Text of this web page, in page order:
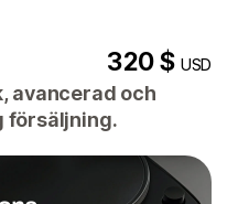
320 $USD
avancerad och
försäljning.